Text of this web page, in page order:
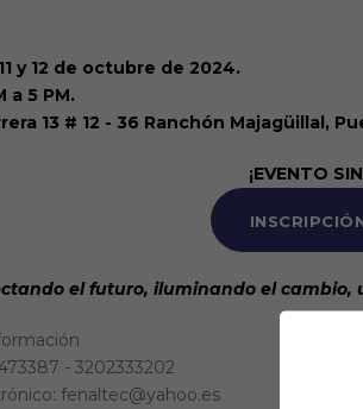
y 12 de octubre de 2024.
a 5 PM.
13 # 12 - 36 Ranchón Majagüillal,
¡EVENTO
el futuro, iluminando el
- 3202333202
fenaltec@yahoo.es